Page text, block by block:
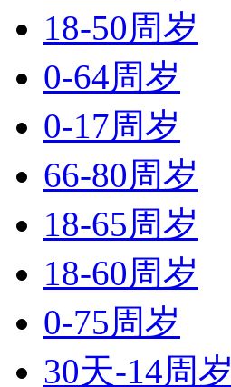
18-50周岁
0-64周岁
0-17周岁
66-80周岁
18-65周岁
18-60周岁
0-75周岁
30天-14周岁